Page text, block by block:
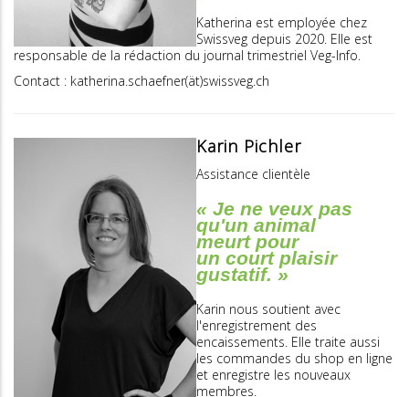
Katherina est employée chez
Swissveg depuis 2020. Elle est
responsable de la rédaction du journal trimestriel Veg-Info.
Contact : katherina.schaefner(ät)swissveg.ch
Karin Pichler
Assistance clientèle
« Je ne veux pas
qu'un animal
meurt pour
un court plaisir
gustatif. »
Karin nous soutient avec
l'enregistrement des
encaissements. Elle traite aussi
les commandes du shop en ligne
et enregistre les nouveaux
membres.